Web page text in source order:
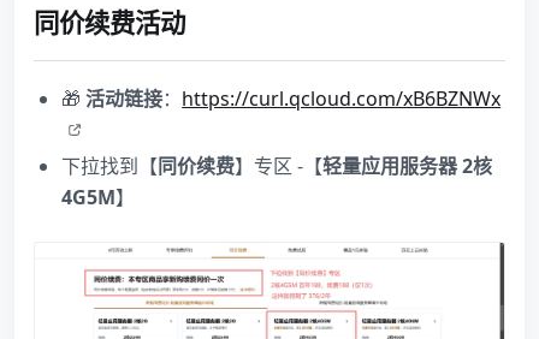
同价续费活动
🎁活动链接： https://curl.qcloud.com/xB6BZNWx
下拉找到【同价续费】专区 -【轻量应用服务器 2核
4G5M】